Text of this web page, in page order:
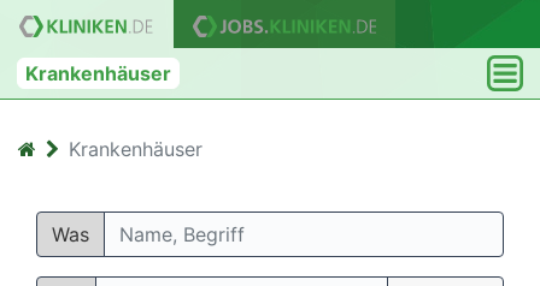
Krankenhäuser
Krankenhäuser
Was